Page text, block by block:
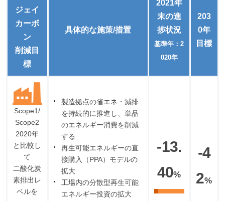
ジェイ
カーボ
ン
削減目
標
具体的な施策/措置
2021年
末の進
捗状況
基準年：2
020年
203
0年
目標
Scope1/
Scope2
2020年
と比較し
て
二酸化炭
素排出レ
ベルを
製造拠点の省エネ・減排
を持続的に推進し、単品
のエネルギー消費を削減
する
再生可能エネルギーの直
接購入（PPA）モデルの
拡大
工場内の分散型再生可能
エネルギー投資の拡大
-13.
40%
-4
2%